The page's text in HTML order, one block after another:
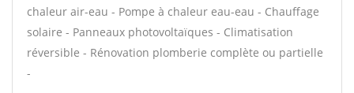
chaleur air-eau - Pompe à chaleur eau-eau - Chauffage
solaire - Panneaux photovoltaïques - Climatisation
réversible - Rénovation plomberie complète ou partielle
-